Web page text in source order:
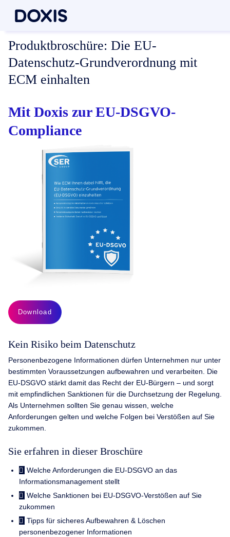
Produktbroschüre: Die EU-
Datenschutz-Grundverordnung mit
ECM einhalten
Mit Doxis zur EU-DSGVO-
Compliance
Download
Kein Risiko beim Datenschutz
Personenbezogene Informationen dürfen Unternehmen nur unter
bestimmten Voraussetzungen aufbewahren und verarbeiten. Die
EU-DSGVO stärkt damit das Recht der EU-Bürgern – und sorgt
mit empfindlichen Sanktionen für die Durchsetzung der Regelung.
Als Unternehmen sollten Sie genau wissen, welche
Anforderungen gelten und welche Folgen bei Verstößen auf Sie
zukommen.
Sie erfahren in dieser Broschüre
Welche Anforderungen die EU-DSGVO an das
Informationsmanagement stellt
Welche Sanktionen bei EU-DSGVO-Verstößen auf Sie
zukommen
Tipps für sicheres Aufbewahren & Löschen
personenbezogener Informationen